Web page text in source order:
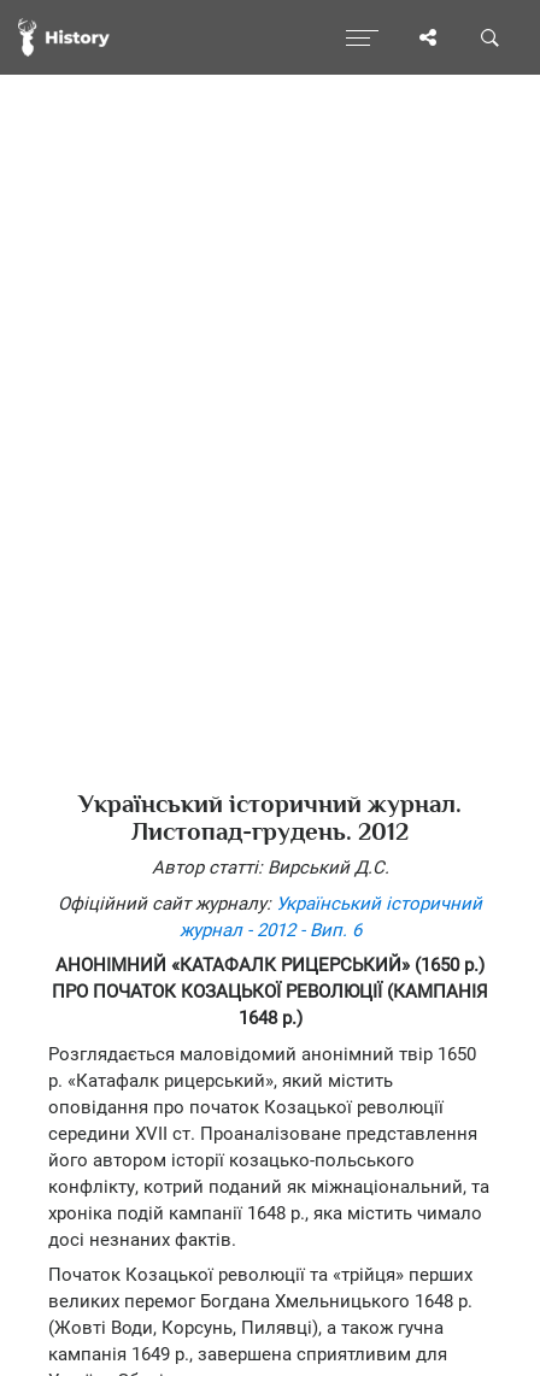
Український історичний журнал.
Листопад-грудень. 2012
Автор статті: Вирський Д.С.
Офіційний сайт журналу: Український історичний
журнал - 2012 - Вип. 6
АНОНІМНИЙ «КАТАФАЛК РИЦЕРСЬКИЙ» (1650 р.)
ПРО ПОЧАТОК КОЗАЦЬКОЇ РЕВОЛЮЦІЇ (КАМПАНІЯ
1648 р.)
Розглядається маловідомий анонімний твір 1650
р. «Катафалк рицерський», який містить
оповідання про початок Козацької революції
середини XVII ст. Проаналізоване представлення
його автором історії козацько-польського
конфлікту, котрий поданий як міжнаціональний, та
хроніка подій кампанії 1648 р., яка містить чимало
досі незнаних фактів.
Початок Козацької революції та «трійця» перших
великих перемог Богдана Хмельницького 1648 р.
(Жовті Води, Корсунь, Пилявці), а також гучна
кампанія 1649 р., завершена сприятливим для